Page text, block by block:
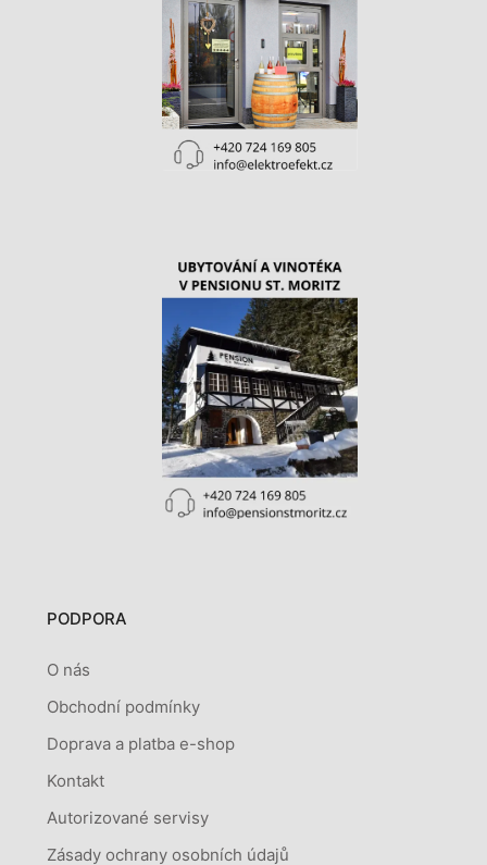
PODPORA
O nás
Obchodní podmínky
Doprava a platba e-shop
Kontakt
Autorizované servisy
Zásady ochrany osobních údajů